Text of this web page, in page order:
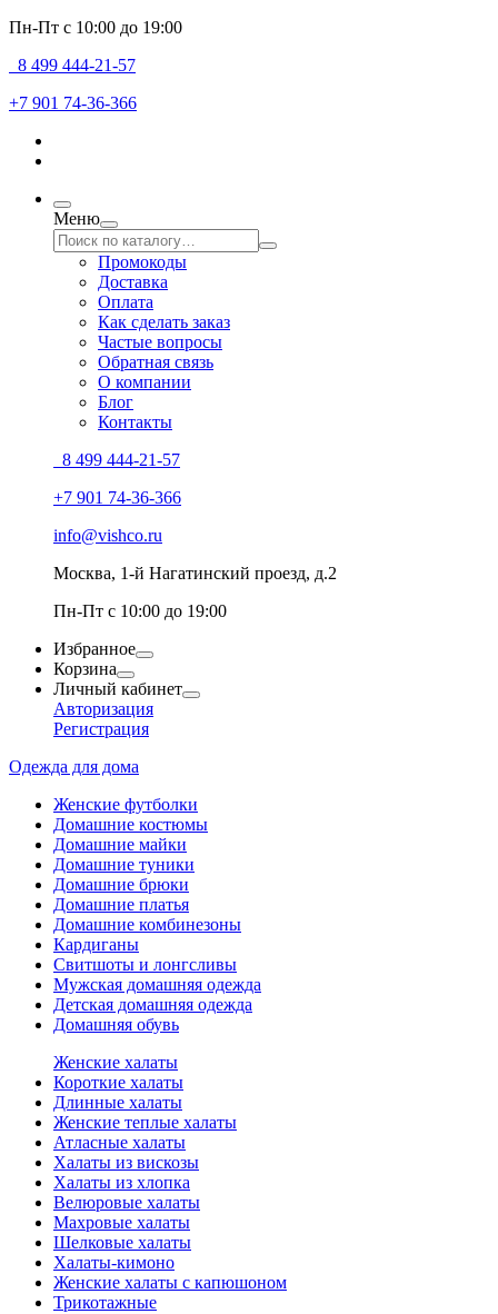
Пн-Пт с 10:00 до 19:00
8 499 444-21-57
+7 901 74-36-366
Меню
Промокоды
Доставка
Оплата
Как сделать заказ
Частые вопросы
Обратная связь
О компании
Блог
Контакты
8 499 444-21-57
+7 901 74-36-366
info@vishco.ru
Москва, 1-й Нагатинский проезд, д.2
Пн-Пт с 10:00 до 19:00
Избранное
Корзина
Личный кабинет
Авторизация
Регистрация
Одежда для дома
Женские футболки
Домашние костюмы
Домашние майки
Домашние туники
Домашние брюки
Домашние платья
Домашние комбинезоны
Кардиганы
Свитшоты и лонгсливы
Мужская домашняя одежда
Детская домашняя одежда
Домашняя обувь
Женские халаты
Короткие халаты
Длинные халаты
Женские теплые халаты
Атласные халаты
Халаты из вискозы
Халаты из хлопка
Велюровые халаты
Махровые халаты
Шелковые халаты
Халаты-кимоно
Женские халаты с капюшоном
Трикотажные